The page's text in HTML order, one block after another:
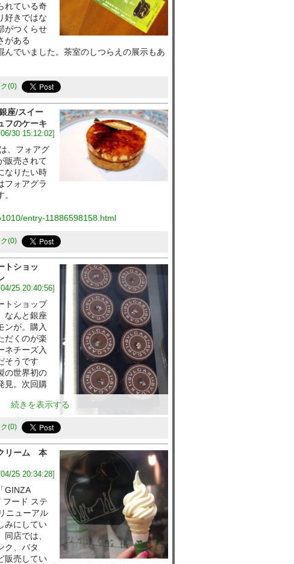
れている奇
好きではな
がつくらせ
がある
んでいました。茶室のしつらえの展示もあ
0
座/スイー
フのケーキ
30 15:12:02]
、フォアグ
販売されて
なりたい時
フォアグラ
entry-11886598158.html
0
トショッ
25 20:40:56]
トショップ
なんと銀座
ンが。購入
だくのが楽
ネチーズ入
そうです
の世界初の
見。次回購
続きを表示する
0
リーム 本
25 20:34:28]
GINZA
フード ステ
ニューアル
みにしてい
店では、
ク、バタ
販売してい